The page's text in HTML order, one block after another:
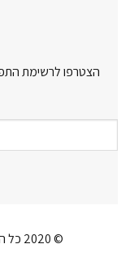
הצטרפו לרשימת
© 2020 כל הזכויות שמורות לאירופה ישראל.